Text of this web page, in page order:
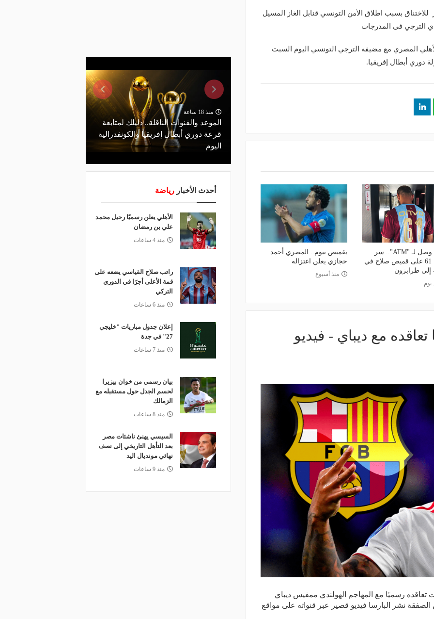
بسبب اطلاق الأمن التونسي قنابل الغاز المسيل
الترجي فى المدرجات
المصري مع مضيفه الترجي التونسي اليوم السبت
دوري أبطال إفريقيا.
هوس وصل لـ "ATM".. سر
الرقم 61 على قميص صلاح في
إلى طرابزون
يوم
بقميص نيوم.. المصري أحمد
حجازي يعلن اعتزاله
منذ أسبوع
مع ديباي - فيديو
تعاقده رسميًا مع المهاجم الهولندي ممفيس ديباي
نشر البارسا فيديو قصير عبر قنواته على مواقع
منذ 18 ساعة
الموعد والقنوات الناقلة.. دليلك لمتابعة
قرعة دوري أبطال إفريقيا والكونفدرالية
اليوم
المناسب.. الدوري السعودي ليس مكانًا
مهمة سهلة
أحدث الأخبار رياضة
الأهلي يعلن رسميًا رحيل محمد
علي بن رمضان
منذ 4 ساعات
راتب صلاح القياسي يضعه على
قمة الأعلى أجرًا في الدوري
التركي
منذ 6 ساعات
إعلان جدول مباريات "خليجي
27" في جدة
منذ 7 ساعات
بيان رسمي من خوان بيزيرا
لحسم الجدل حول مستقبله مع
الزمالك
منذ 8 ساعات
السيسي يهنئ ناشئات مصر
بعد التأهل التاريخي إلى نصف
نهائي مونديال اليد
منذ 9 ساعات